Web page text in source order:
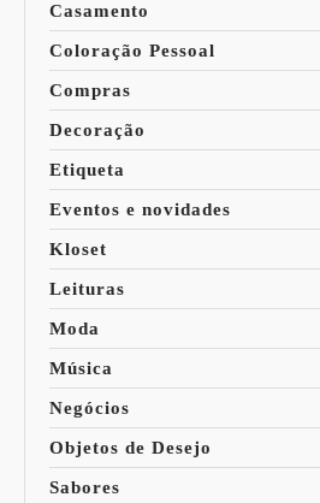
Casamento
Coloração Pessoal
Compras
Decoração
Etiqueta
Eventos e novidades
Kloset
Leituras
Moda
Música
Negócios
Objetos de Desejo
Sabores